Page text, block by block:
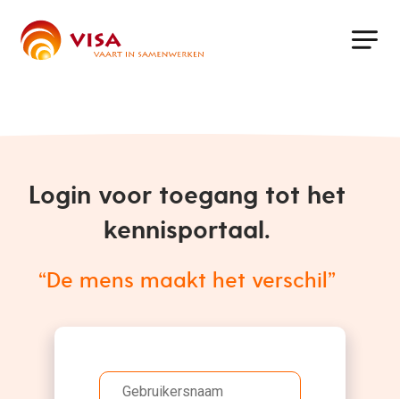
main
Login voor toegang tot het
kennisportaal.
“De mens maakt het verschil”